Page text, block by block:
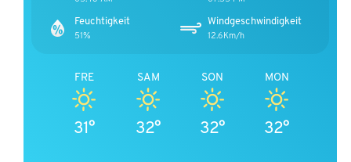
Feuchtigkeit
51%
Windgeschwindigkeit
12.6Km/h
FRE
31°
SAM
32°
SON
32°
MON
32°